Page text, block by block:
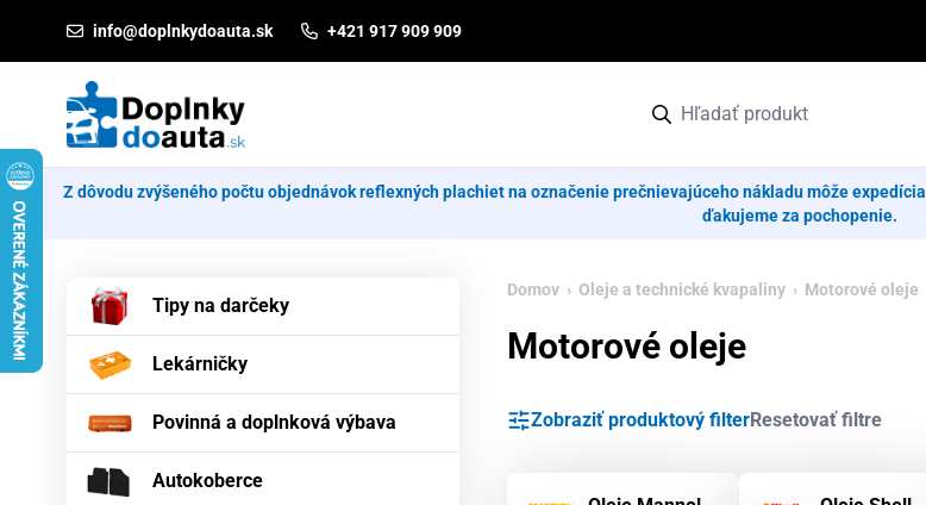
info@doplnkydoauta.sk +421 917 909 909
Z dôvodu zvýšeného počtu objednávok reflexných plachiet na označenie prečnievajúceho nákladu môže
ďakujeme za pochopenie.
Tipy na darčeky
Lekárničky
Povinná a doplnková výbava
Autokoberce
Domov › Oleje a technické kvapaliny › Motorové oleje
Motorové oleje
Zobraziť produktový filterResetovať filtre